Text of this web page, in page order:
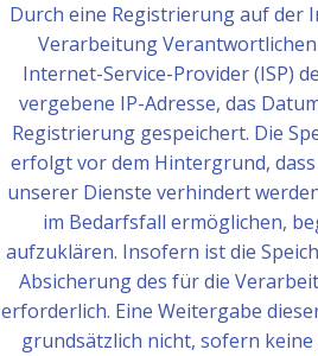
Durch eine Registrierung auf der
Verarbeitung
Internet-Service-Provider (ISP)
vergebene IP-Adresse, das
Registrierung gespeichert. Die
erfolgt vor dem Hintergrund,
unserer Dienste verhindert
im Bedarfsfall ermöglichen,
aufzuklären. Insofern ist die
Absicherung des für die
erforderlich. Eine Weitergabe
grundsätzlich nicht, sofern